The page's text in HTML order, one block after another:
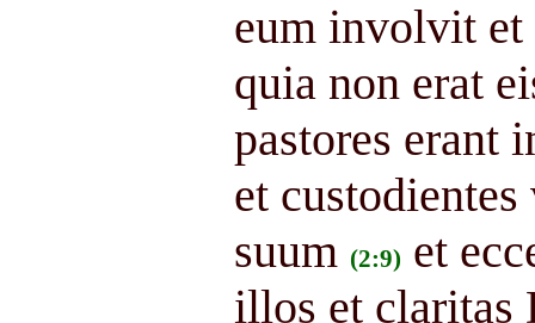
eum involvit et
quia non erat
pastores erant
et
suum (2:9) et
illos et